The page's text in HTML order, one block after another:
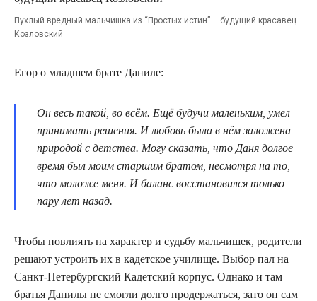
Пухлый вредный мальчишка из “Простых истин” – будущий красавец
Козловский
Егор о младшем брате Даниле:
Он весь такой, во всём. Ещё будучи маленьким, умел
принимать решения. И любовь была в нём заложена
природой с детства. Могу сказать, что Даня долгое
время был моим старшим братом, несмотря на то,
что моложе меня. И баланс восстановился только
пару лет назад.
Чтобы повлиять на характер и судьбу мальчишек, родители
решают устроить их в кадетское училище. Выбор пал на
Санкт-Петербургский Кадетский корпус. Однако и там
братья Данилы не смогли долго продержаться, зато он сам